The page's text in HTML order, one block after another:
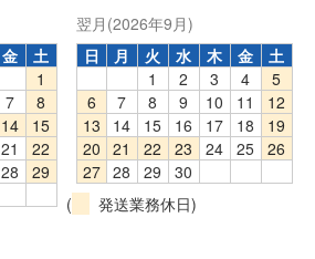
金
土
1
7
8
14
15
21
22
28
29
翌月(2026年9月)
日
月 火 水 木 金
土
1
2 3 4
5
6
7 8 9 10 11
12
13
14 15 16 17 18
19
20
21 22 23 24 25
26
27 28 29
30
(
発送業務休日)